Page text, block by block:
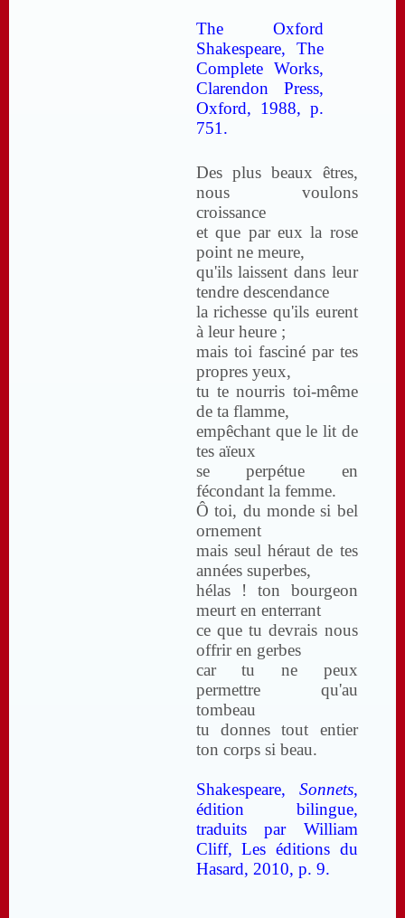
The Oxford
Shakespeare, The
Complete Works,
Clarendon Press,
Oxford, 1988, p.
751.
Des plus beaux êtres,
nous voulons
croissance
et que par eux la rose
point ne meure,
qu'ils laissent dans leur
tendre descendance
la richesse qu'ils eurent
à leur heure ;
mais toi fasciné par tes
propres yeux,
tu te nourris toi-même
de ta flamme,
empêchant que le lit de
tes aïeux
se perpétue en
fécondant la femme.
Ô toi, du monde si bel
ornement
mais seul héraut de tes
années superbes,
hélas ! ton bourgeon
meurt en enterrant
ce que tu devrais nous
offrir en gerbes
car tu ne peux
permettre qu'au
tombeau
tu donnes tout entier
ton corps si beau.
Shakespeare, Sonnets,
édition bilingue,
traduits par William
Cliff, Les éditions du
Hasard, 2010, p. 9.